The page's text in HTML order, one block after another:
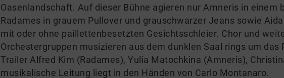
Oasenlandschaft. Auf dieser Bühne agieren nur Amneris in einem
Radames in grauem Pullover und grauschwarzer Jeans sowie
mit oder ohne paillettenbesetzten Gesichtsschleier. Chor und
Orchestergruppen musizieren aus dem dunklen Saal rings um das
Trailer Alfred Kim (Radames), Yulia Matochkina (Amneris),
musikalische Leitung liegt in den Händen von Carlo Montanaro.